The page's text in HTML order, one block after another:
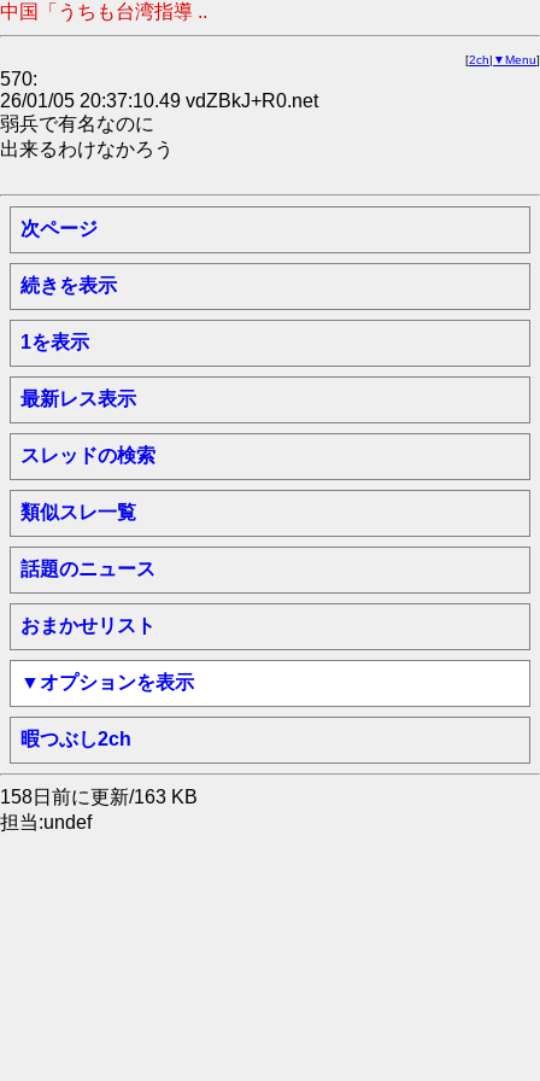
中国「うちも台湾指導 ..
[2ch| ▼Menu]
570:
26/01/05 20:37:10.49 vdZBkJ+R0.net
弱兵で有名なのに
出来るわけなかろう
次ページ
続きを表示
1を表示
最新レス表示
スレッドの検索
類似スレ一覧
話題のニュース
おまかせリスト
▼オプションを表示
暇つぶし2ch
158日前に更新/163 KB
担当:undef